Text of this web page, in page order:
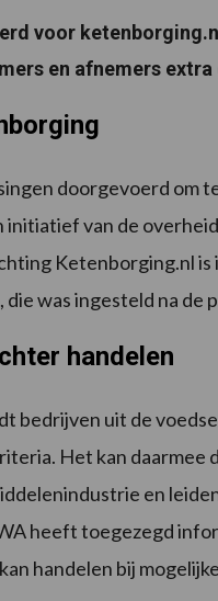
voor
en afnemers
doorgevoerd om
van de
Ketenborging.nl
was ingesteld na de
handelen
bedrijven uit de
Het kan
en
heeft toegezegd
handelen bij